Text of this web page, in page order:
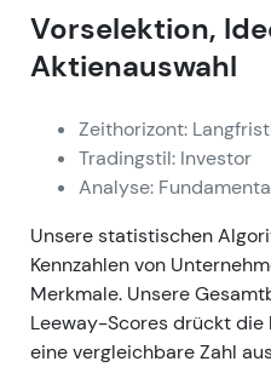
Vorselektion,
Aktienauswahl
Zeithorizont:
Tradingstil: Investor
Analyse:
Unsere statistischen
Kennzahlen von
Merkmale. Unsere
Leeway-Scores drückt
eine vergleichbare Zahl